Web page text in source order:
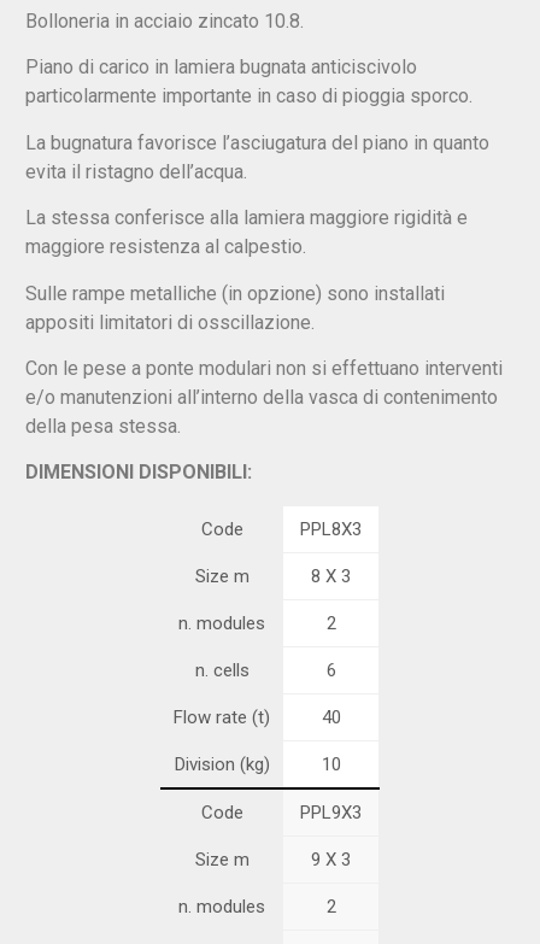
Bolloneria in acciaio zincato 10.8.
Piano di carico in lamiera bugnata anticiscivolo
particolarmente importante in caso di pioggia sporco.
La bugnatura favorisce l’asciugatura del piano in quanto
evita il ristagno dell’acqua.
La stessa conferisce alla lamiera maggiore rigidità e
maggiore resistenza al calpestio.
Sulle rampe metalliche (in opzione) sono installati
appositi limitatori di osscillazione.
Con le pese a ponte modulari non si effettuano interventi
e/o manutenzioni all’interno della vasca di contenimento
della pesa stessa.
DIMENSIONI DISPONIBILI:
Code PPL8X3
Size m 8 X 3
n. modules 2
n. cells 6
Flow rate (t) 40
Division (kg) 10
Code PPL9X3
Size m 9 X 3
n. modules 2